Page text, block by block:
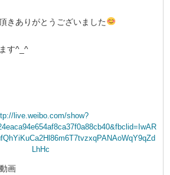
きありがとうございました
す^_^
live.weibo.com/show?
LhHc
画